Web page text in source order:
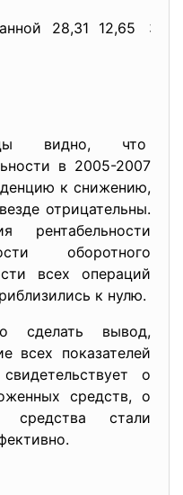
28,31 12,65 3,51
видно, что
в 2005-2007
к снижению,
отрицательны.
рентабельности
оборотного
всех операций
к нулю.
сделать вывод,
всех показателей
о
средств, о
стали